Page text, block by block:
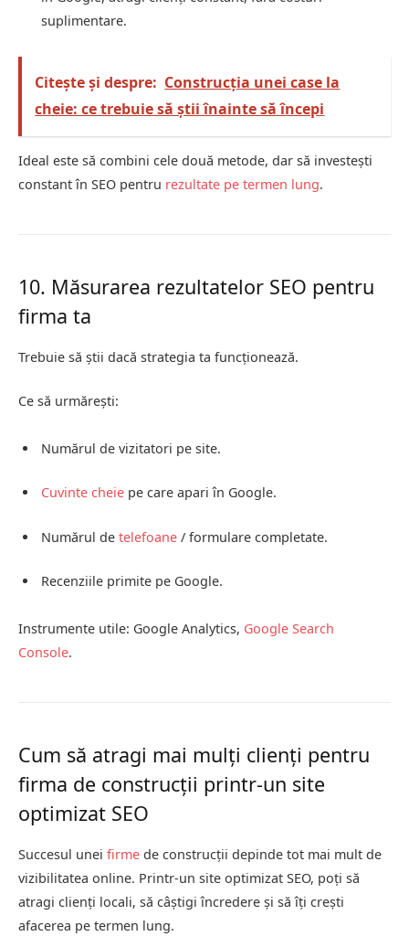
suplimentare.
Citește și despre: Construcția unei case la
cheie: ce trebuie să știi înainte să începi
Ideal este să combini cele două metode, dar să investești
constant în SEO pentru rezultate pe termen lung.
10. Măsurarea rezultatelor SEO pentru
firma ta
Trebuie să știi dacă strategia ta funcționează.
Ce să urmărești:
Numărul de vizitatori pe site.
Cuvinte cheie pe care apari în Google.
Numărul de telefoane / formulare completate.
Recenziile primite pe Google.
Instrumente utile: Google Analytics, Google Search
Console.
Cum să atragi mai mulți clienți pentru
firma de construcții printr-un site
optimizat SEO
Succesul unei firme de construcții depinde tot mai mult de
vizibilitatea online. Printr-un site optimizat SEO, poți să
atragi clienți locali, să câștigi încredere și să îți crești
afacerea pe termen lung.